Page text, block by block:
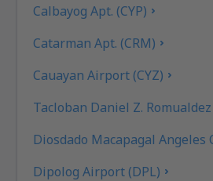
Calbayog Apt. (CYP)
Catarman Apt. (CRM)
Cauayan Airport (CYZ)
Tacloban Daniel Z. Romualdez
Diosdado Macapagal Angeles
Dipolog Airport (DPL)